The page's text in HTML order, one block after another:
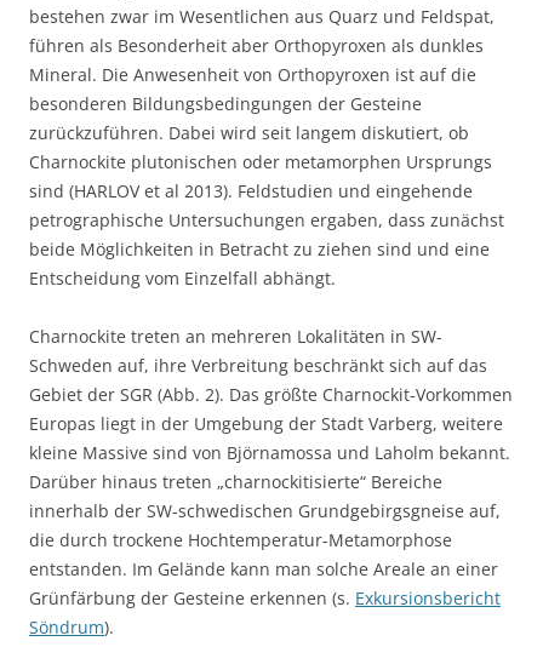
bestehen zwar im Wesentlichen aus Quarz und Feldspat,
führen als Besonderheit aber Orthopyroxen als dunkles
Mineral. Die Anwesenheit von Orthopyroxen ist auf die
besonderen Bildungsbedingungen der Gesteine
zurückzuführen. Dabei wird seit langem diskutiert, ob
Charnockite plutonischen oder metamorphen Ursprungs
sind (HARLOV et al 2013). Feldstudien und eingehende
petrographische Untersuchungen ergaben, dass zunächst
beide Möglichkeiten in Betracht zu ziehen sind und eine
Entscheidung vom Einzelfall abhängt.
Charnockite treten an mehreren Lokalitäten in SW-
Schweden auf, ihre Verbreitung beschränkt sich auf das
Gebiet der SGR (Abb. 2). Das größte Charnockit-Vorkommen
Europas liegt in der Umgebung der Stadt Varberg, weitere
kleine Massive sind von Björnamossa und Laholm bekannt.
Darüber hinaus treten „charnockitisierte“ Bereiche
innerhalb der SW-schwedischen Grundgebirgsgneise auf,
die durch trockene Hochtemperatur-Metamorphose
entstanden. Im Gelände kann man solche Areale an einer
Grünfärbung der Gesteine erkennen (s. Exkursionsbericht
Söndrum).